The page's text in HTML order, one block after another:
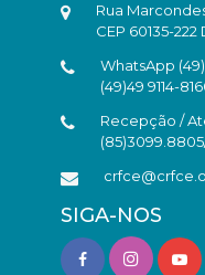
Rua
CEP 60135-
WhatsApp (49)
(49)49 9114-
Recepção /
SIGA-NOS